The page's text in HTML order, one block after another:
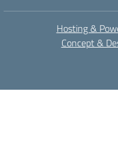
Hosting &
Concept &